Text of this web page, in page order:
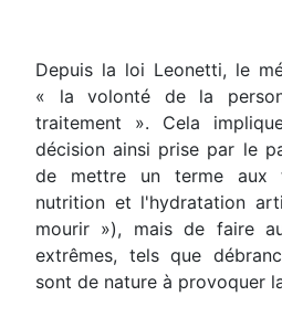
Depuis la loi Leonetti, le
« la volonté de la
traitement ». Cela
décision ainsi prise par le
de mettre un terme aux
nutrition et l'hydratation
mourir »), mais de faire
extrêmes, tels que
sont de nature à provoquer